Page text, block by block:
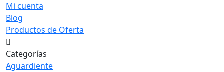
Mi cuenta
Blog
Productos de Oferta
Categorías
Aguardiente